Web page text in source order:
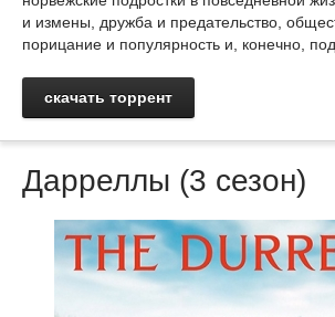
и измены, дружба и предательство,
порицание и популярность и, конечно,
скачать торрент
Дарреллы (3 сезон)